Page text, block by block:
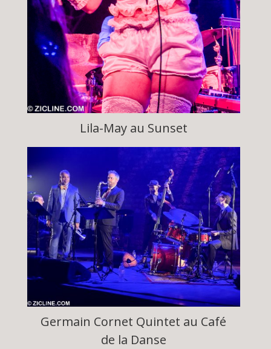
Lila-May au Sunset
Germain Cornet Quintet au Café
de la Danse